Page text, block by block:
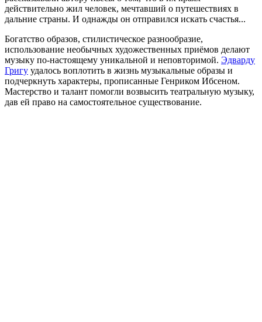
действительно жил человек, мечтавший о путешествиях в
дальние страны. И однажды он отправился искать счастья...
Богатство образов, стилистическое разнообразие,
использование необычных художественных приёмов делают
музыку по-настоящему уникальной и неповторимой. Эдварду
Григу удалось воплотить в жизнь музыкальные образы и
подчеркнуть характеры, прописанные Генриком Ибсеном.
Мастерство и талант помогли возвысить театральную музыку,
дав ей право на самостоятельное существование.